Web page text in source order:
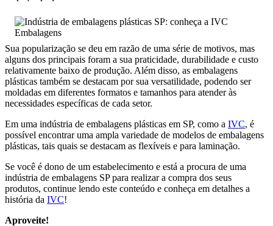
Sua popularização se deu em razão de uma série de motivos, mas
alguns dos principais foram a sua praticidade, durabilidade e custo
relativamente baixo de produção. Além disso, as embalagens
plásticas também se destacam por sua versatilidade, podendo ser
moldadas em diferentes formatos e tamanhos para atender às
necessidades específicas de cada setor.
Em uma indústria de embalagens plásticas em SP, como a IVC, é
possível encontrar uma ampla variedade de modelos de embalagens
plásticas, tais quais se destacam as flexíveis e para laminação.
Se você é dono de um estabelecimento e está a procura de uma
indústria de embalagens SP para realizar a compra dos seus
produtos, continue lendo este conteúdo e conheça em detalhes a
história da IVC!
Aproveite!